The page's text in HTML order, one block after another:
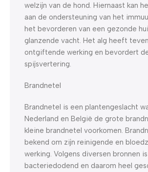
welzijn van de hond. Hiernaast kan
aan de ondersteuning van het
het bevorderen van een gezonde
glanzende vacht. Het alg heeft
ontgiftende werking en bevordert
spijsvertering.
Brandnetel
Brandnetel is een plantengeslacht
Nederland en België de grote
kleine brandnetel voorkomen.
bekend om zijn reinigende en
werking. Volgens diversen bronnen
bacteriedodend en daarom heel